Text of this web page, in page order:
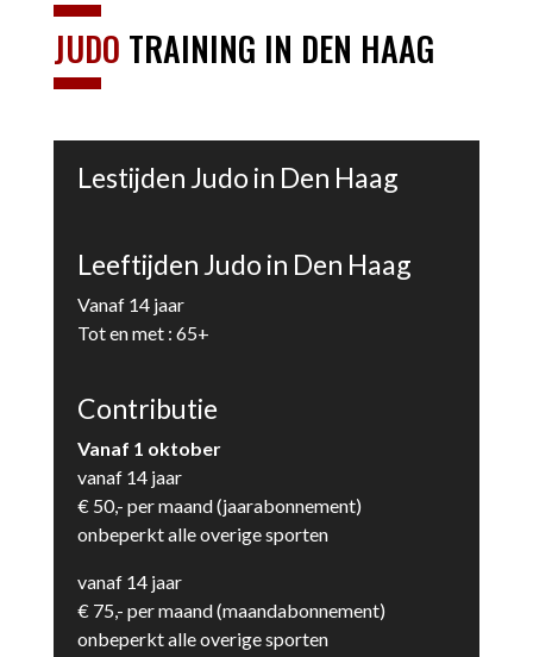
JUDO TRAINING IN DEN HAAG
Lestijden Judo in Den Haag
Leeftijden Judo in Den Haag
Vanaf 14 jaar
Tot en met : 65+
Contributie
Vanaf 1 oktober
vanaf 14 jaar
€ 50,- per maand (jaarabonnement)
onbeperkt alle overige sporten
vanaf 14 jaar
€ 75,- per maand (maandabonnement)
onbeperkt alle overige sporten